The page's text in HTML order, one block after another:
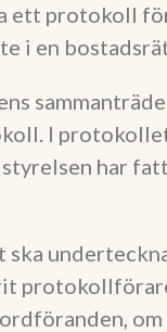
ett protokoll
i en
I
har